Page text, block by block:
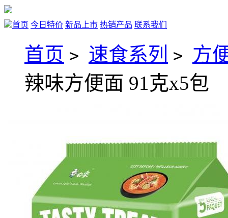
首页 今日特价 新品上市 热销产品 联系我们
首页 > 速食系列 > 方
辣味方便面 91克x5包